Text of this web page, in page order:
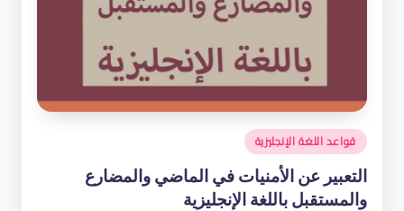
نُشر
في
قواعد اللغة الإنجليزية
التعبير عن الأمنيات في الماضي والمضارع
والمستقبل باللغة الإنجليزية